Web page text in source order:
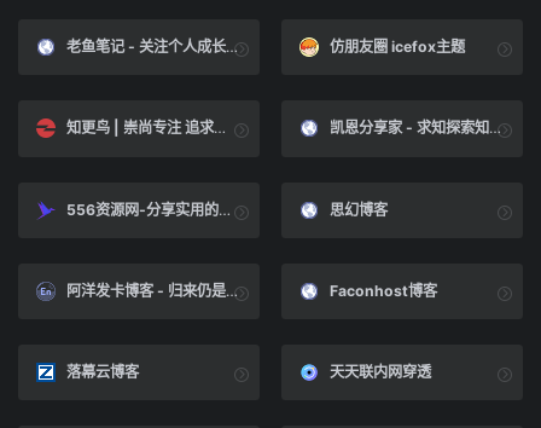
老鱼笔记 - 关注个人成长、稳定的财富自由博客 仿朋友圈 icefox主题
知更鸟 | 崇尚专注 追求极致 凯恩分享家 - 求知探索知识才能掘金赚钱成长
556资源网-分享实用的网络资源让生活更美好 思幻博客
阿洋发卡博客 - 归来仍是菜鸟 Faconhost博客
落幕云博客 天天联内网穿透